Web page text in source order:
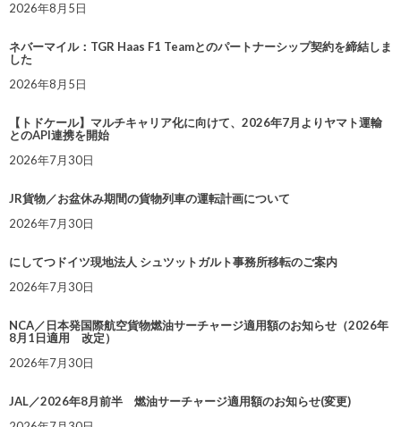
2026年8月5日
ネバーマイル：TGR Haas F1 Teamとのパートナーシップ契約を締結しま
した
2026年8月5日
【トドケール】マルチキャリア化に向けて、2026年7月よりヤマト運輸
とのAPI連携を開始
2026年7月30日
JR貨物／お盆休み期間の貨物列車の運転計画について
2026年7月30日
にしてつドイツ現地法人 シュツットガルト事務所移転のご案内
2026年7月30日
NCA／日本発国際航空貨物燃油サーチャージ適用額のお知らせ（2026年
8月1日適用 改定）
2026年7月30日
JAL／2026年8月前半 燃油サーチャージ適用額のお知らせ(変更)